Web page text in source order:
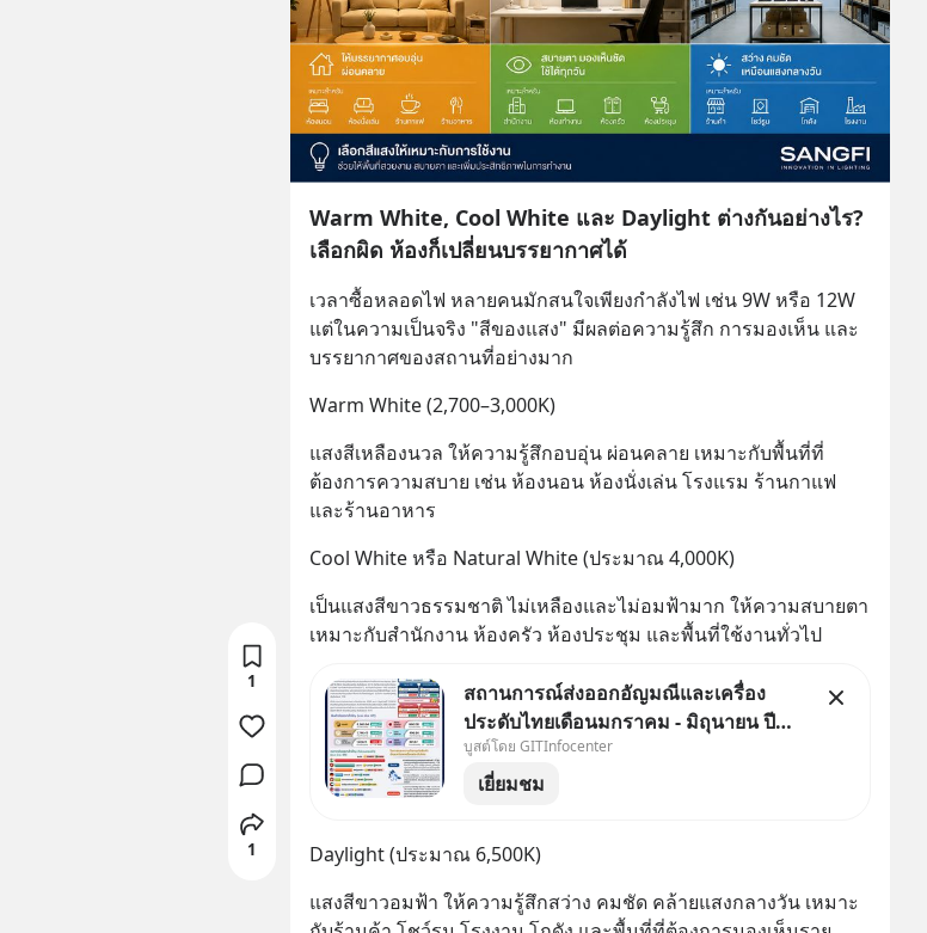
Warm White, Cool White และ Daylight ต่างกันอย่างไร?
เลือกผิด ห้องก็เปลี่ยนบรรยากาศได้
เวลาซื้อหลอดไฟ หลายคนมักสนใจเพียงกำลังไฟ เช่น 9W หรือ 12W
แต่ในความเป็นจริง "สีของแสง" มีผลต่อความรู้สึก การมองเห็น และ
บรรยากาศของสถานที่อย่างมาก
Warm White (2,700–3,000K)
แสงสีเหลืองนวล ให้ความรู้สึกอบอุ่น ผ่อนคลาย เหมาะกับพื้นที่ที่
ต้องการความสบาย เช่น ห้องนอน ห้องนั่งเล่น โรงแรม ร้านกาแฟ
และร้านอาหาร
Cool White หรือ Natural White (ประมาณ 4,000K)
เป็นแสงสีขาวธรรมชาติ ไม่เหลืองและไม่อมฟ้ามาก ให้ความสบายตา
เหมาะกับสำนักงาน ห้องครัว ห้องประชุม และพื้นที่ใช้งานทั่วไป
สถานการณ์ส่งออกอัญมณีและเครื่อง
ประดับไทยเดือนมกราคม - มิถุนายน ปี
2569 📈 ส่งออกอัญมณีและเครื่องประดับ
ไทยครึ่งปีแรก 2569 โตต่อเนื่อง 20.74%
บูสต์โดย GITInfocenter
เยี่ยมชม
Daylight (ประมาณ 6,500K)
แสงสีขาวอมฟ้า ให้ความรู้สึกสว่าง คมชัด คล้ายแสงกลางวัน เหมาะ
1
1